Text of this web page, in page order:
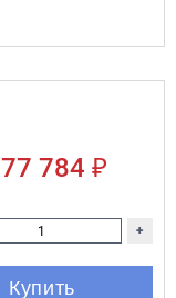
77 784 ₽
+
Купить